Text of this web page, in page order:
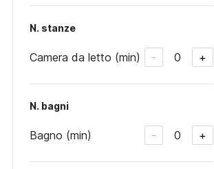
N. stanze
Camera da letto (min) - 0 +
N. bagni
Bagno (min) - 0 +